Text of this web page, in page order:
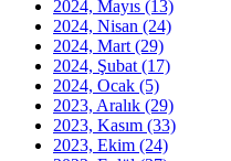
2024, Mayıs (13)
2024, Nisan (24)
2024, Mart (29)
2024, Şubat (17)
2024, Ocak (5)
2023, Aralık (29)
2023, Kasım (33)
2023, Ekim (24)